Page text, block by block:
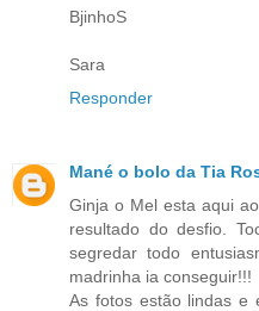
BjinhoS
Sara
Responder
Mané o bolo da Tia
Ginja o Mel esta aqui
resultado do desfio.
segredar todo
madrinha ia conseguir!!!
As fotos estão lindas e